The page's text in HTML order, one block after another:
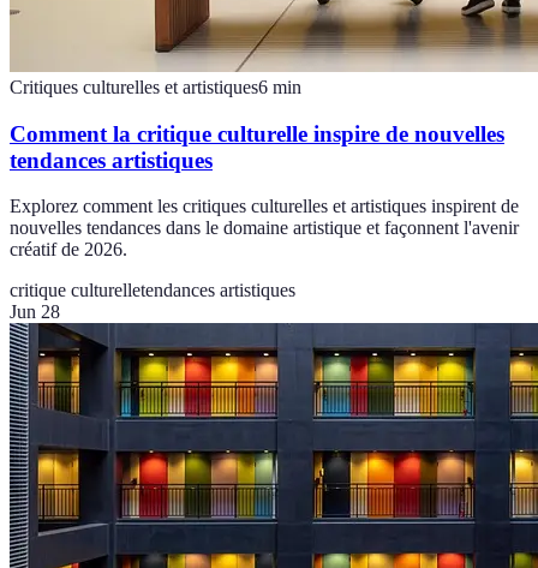
Critiques culturelles et artistiques6 min
Comment la critique culturelle inspire de nouvelles
tendances artistiques
Explorez comment les critiques culturelles et artistiques inspirent de
nouvelles tendances dans le domaine artistique et façonnent l'avenir
créatif de 2026.
critique culturelletendances artistiques
Jun 28